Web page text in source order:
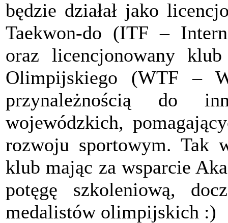
będzie działał jako
Taekwon-do (ITF –
oraz licencjonowany
Olimpijskiego (WTF –
przynależnością do
wojewódzkich,
rozwoju sportowym. Tak
klub mając za wsparcie
potęgę szkoleniową,
medalistów olimpijskich :)